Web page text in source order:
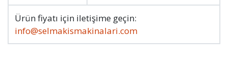
Ürün fiyatı için iletişime geçin:
info@selmakismakinalari.com